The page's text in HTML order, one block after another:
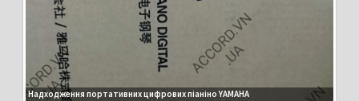
Надходження портативних цифрових піаніно YAMAHA